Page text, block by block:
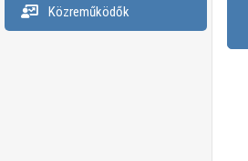
Közreműködők